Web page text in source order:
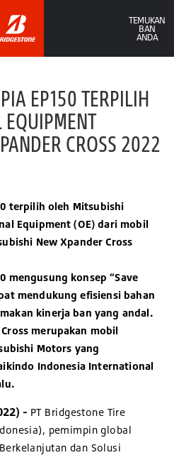
TEMUKAN
BAN
ANDA
EP150 TERPILIH
CROSS 2022
terpilih oleh Mitsubishi
Equipment (OE) dari mobil
New Xpander Cross
mengusung konsep “Save
mendukung efisiensi bahan
kinerja ban yang andal.
merupakan mobil
Motors yang
Indonesia International
- PT Bridgestone Tire
pemimpin global
dan Solusi